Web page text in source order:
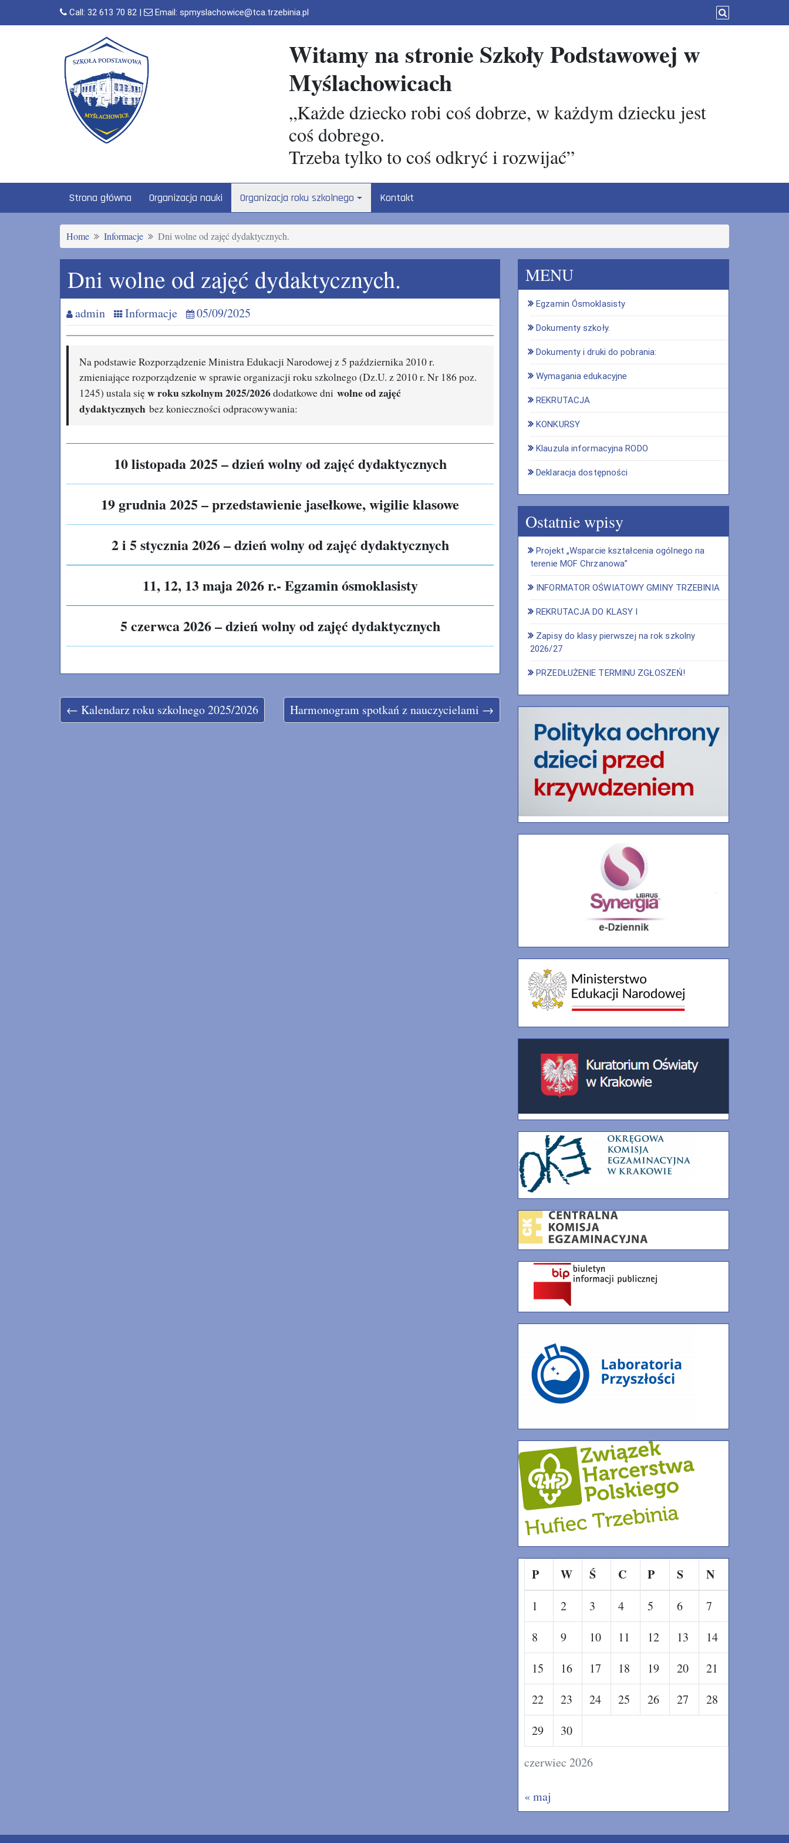
to
Call: 32 613 70 82 | Email: spmyslachowice@tca.trzebinia.pl
Witamy na stronie Szkoły Podstawowej w
Myślachowicach
„Każde dziecko robi coś dobrze, w każdym dziecku jest
coś dobrego.
Trzeba tylko to coś odkryć i rozwijać”
Strona główna Organizacja nauki Organizacja roku szkolnego Kontakt
Home Informacje Dni wolne od zajęć dydaktycznych.
Dni wolne od zajęć dydaktycznych.
admin Informacje 05/09/2025
Na podstawie Rozporządzenie Ministra Edukacji Narodowej z 5 października 2010 r.
zmieniające rozporządzenie w sprawie organizacji roku szkolnego (Dz.U. z 2010 r. Nr 186 poz.
1245) ustala sięw roku szkolnym 2025/2026dodatkowe dni wolne od zajęć
dydaktycznychbez konieczności odpracowywania:
10 listopada 2025 – dzień wolny od zajęć dydaktycznych
19 grudnia 2025 – przedstawienie jasełkowe, wigilie klasowe
2 i 5 stycznia 2026 – dzień wolny od zajęć dydaktycznych
11, 12, 13 maja 2026 r.- Egzamin ósmoklasisty
5 czerwca 2026– dzień wolny od zajęć dydaktycznych
← Kalendarz roku szkolnego 2025/2026 Harmonogram spotkań z nauczycielami →
MENU
Egzamin Ósmoklasisty
Dokumenty szkoły.
Dokumenty i druki do pobrania:
Wymagania edukacyjne
REKRUTACJA
KONKURSY
Klauzula informacyjna RODO
Deklaracja dostępności
Ostatnie wpisy
Projekt „Wsparcie kształcenia ogólnego na
terenie MOF Chrzanowa”
INFORMATOR OŚWIATOWY GMINY TRZEBINIA
REKRUTACJA DO KLASY I
Zapisy do klasy pierwszej na rok szkolny
2026/27
PRZEDŁUŻENIE TERMINU ZGŁOSZEŃ!
czerwiec 2026
P W Ś C P S N
1 2 3 4 5 6
7
8
9 10 11 12 13
14
15
16 17 18 19 20
21
22
23 24 25 26 27
28
29
30
« maj